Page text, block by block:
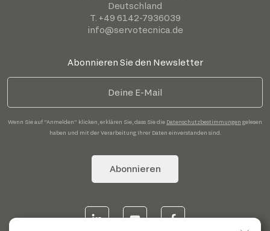
Deutschland
T. +49 6142-7936039
info@servotecnica.de
Abonnieren Sie den Newsletter
Wenn Sie auf "Anmelden" klicken, erklären Sie, dass Sie die Datenschutzbestimmungen gelesen
haben und mit der Verarbeitung Ihrer Daten einverstanden sind.
Abonnieren